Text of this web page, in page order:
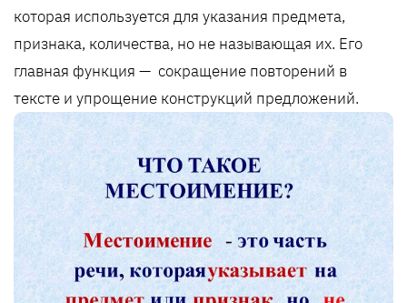
которая используется для указания предмета,
признака, количества, но не называющая их. Его
главная функция — сокращение повторений в
тексте и упрощение конструкций предложений.